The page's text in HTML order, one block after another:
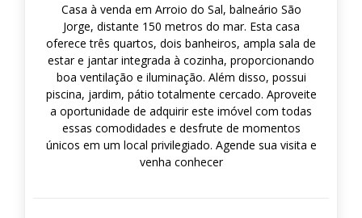
Casa à venda em Arroio do Sal, balneário São
Jorge, distante 150 metros do mar. Esta casa
oferece três quartos, dois banheiros, ampla sala de
estar e jantar integrada à cozinha, proporcionando
boa ventilação e iluminação. Além disso, possui
piscina, jardim, pátio totalmente cercado. Aproveite
a oportunidade de adquirir este imóvel com todas
essas comodidades e desfrute de momentos
únicos em um local privilegiado. Agende sua visita e
venha conhecer